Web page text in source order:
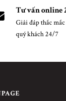
Tư vấn online
Giải đáp thắc
quý khách 24/7